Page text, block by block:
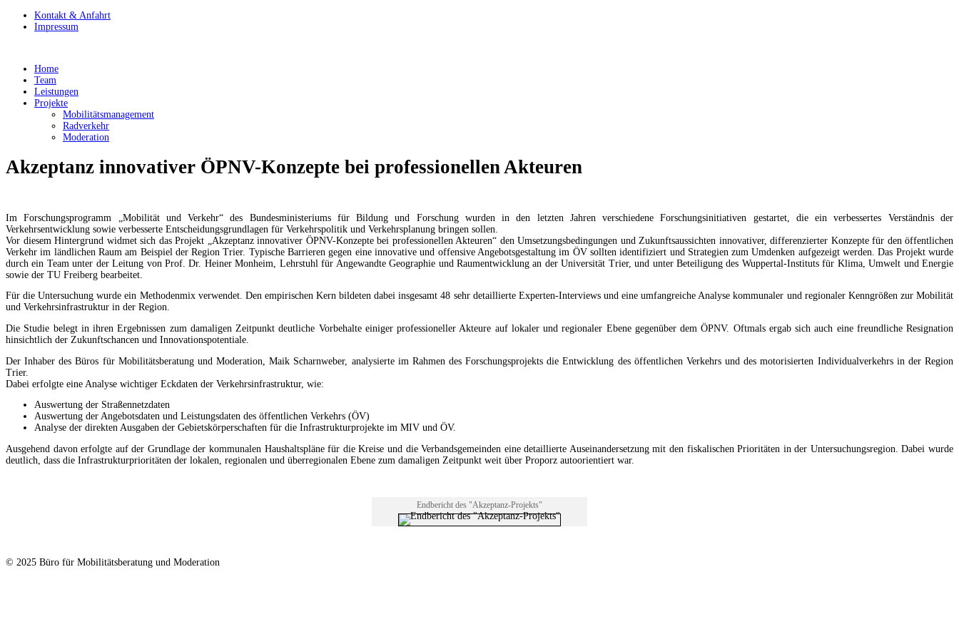
Kontakt & Anfahrt
Impressum
Home
Team
Leistungen
Projekte
Mobilitätsmanagement
Radverkehr
Moderation
Akzeptanz innovativer ÖPNV-Konzepte bei professionellen Akteuren
Im Forschungsprogramm „Mobilität und Verkehr“ des Bundesministeriums für Bildung und Forschung wurden in den letzten Jahren verschiedene Forschungsinitiativen gestartet, die ein verbessertes Verständnis der
Verkehrsentwicklung sowie verbesserte Entscheidungsgrundlagen für Verkehrspolitik und Verkehrsplanung bringen sollen.
Vor diesem Hintergrund widmet sich das Projekt „Akzeptanz innovativer ÖPNV-Konzepte bei professionellen Akteuren“ den Umsetzungsbedingungen und Zukunftsaussichten innovativer, differenzierter Konzepte für den öffentlichen
Verkehr im ländlichen Raum am Beispiel der Region Trier. Typische Barrieren gegen eine innovative und offensive Angebotsgestaltung im ÖV sollten identifiziert und Strategien zum Umdenken aufgezeigt werden. Das Projekt wurde
durch ein Team unter der Leitung von Prof. Dr. Heiner Monheim, Lehrstuhl für Angewandte Geographie und Raumentwicklung an der Universität Trier, und unter Beteiligung des Wuppertal-Instituts für Klima, Umwelt und Energie
sowie der TU Freiberg bearbeitet.
Für die Untersuchung wurde ein Methodenmix verwendet. Den empirischen Kern bildeten dabei insgesamt 48 sehr detaillierte Experten-Interviews und eine umfangreiche Analyse kommunaler und regionaler Kenngrößen zur Mobilität
und Verkehrsinfrastruktur in der Region.
Die Studie belegt in ihren Ergebnissen zum damaligen Zeitpunkt deutliche Vorbehalte einiger professioneller Akteure auf lokaler und regionaler Ebene gegenüber dem ÖPNV. Oftmals ergab sich auch eine freundliche Resignation
hinsichtlich der Zukunftschancen und Innovationspotentiale.
Der Inhaber des Büros für Mobilitätsberatung und Moderation, Maik Scharnweber, analysierte im Rahmen des Forschungsprojekts die Entwicklung des öffentlichen Verkehrs und des motorisierten Individualverkehrs in der Region
Trier.
Dabei erfolgte eine Analyse wichtiger Eckdaten der Verkehrsinfrastruktur, wie:
Auswertung der Straßennetzdaten
Auswertung der Angebotsdaten und Leistungsdaten des öffentlichen Verkehrs (ÖV)
Analyse der direkten Ausgaben der Gebietskörperschaften für die Infrastrukturprojekte im MIV und ÖV.
Ausgehend davon erfolgte auf der Grundlage der kommunalen Haushaltspläne für die Kreise und die Verbandsgemeinden eine detaillierte Auseinandersetzung mit den fiskalischen Prioritäten in der Untersuchungsregion. Dabei wurde
deutlich, dass die Infrastrukturprioritäten der lokalen, regionalen und überregionalen Ebene zum damaligen Zeitpunkt weit über Proporz autoorientiert war.
Endbericht des "Akzeptanz-Projekts"
© 2025 Büro für Mobilitätsberatung und Moderation